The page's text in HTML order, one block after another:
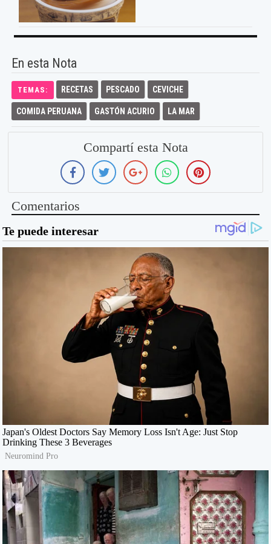
En esta Nota
TEMAS: RECETAS PESCADO CEVICHE
COMIDA PERUANA GASTÓN ACURIO LA MAR
Compartí esta Nota
Comentarios